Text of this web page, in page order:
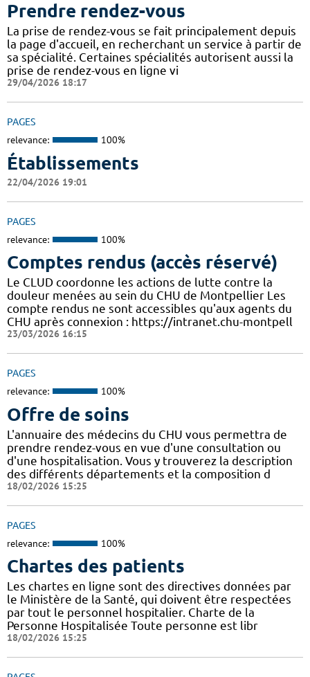
Prendre rendez-vous
La prise de rendez-vous se fait principalement depuis
la page d'accueil, en recherchant un service à partir de
sa spécialité. Certaines spécialités autorisent aussi la
prise de rendez-vous en ligne vi
29/04/2026 18:17
PAGES
relevance: 100%
Établissements
22/04/2026 19:01
PAGES
relevance: 100%
Comptes rendus (accès réservé)
Le CLUD coordonne les actions de lutte contre la
douleur menées au sein du CHU de Montpellier Les
compte rendus ne sont accessibles qu'aux agents du
CHU après connexion : https://intranet.chu-montpell
23/03/2026 16:15
PAGES
relevance: 100%
Offre de soins
L'annuaire des médecins du CHU vous permettra de
prendre rendez-vous en vue d'une consultation ou
d'une hospitalisation. Vous y trouverez la description
des différents départements et la composition d
18/02/2026 15:25
PAGES
relevance: 100%
Chartes des patients
Les chartes en ligne sont des directives données par
le Ministère de la Santé, qui doivent être respectées
par tout le personnel hospitalier. Charte de la
Personne Hospitalisée Toute personne est libr
18/02/2026 15:25